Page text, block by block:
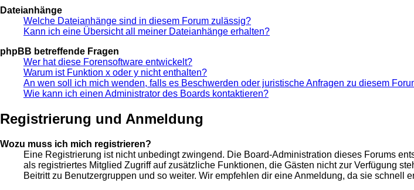
Dateianhänge
Welche Dateianhänge sind in diesem Forum zulässig?
Kann ich eine Übersicht all meiner Dateianhänge erhalten?
phpBB betreffende Fragen
Wer hat diese Forensoftware entwickelt?
Warum ist Funktion x oder y nicht enthalten?
An wen soll ich mich wenden, falls es Beschwerden oder juristische Anfragen zu diesem
Wie kann ich einen Administrator des Boards kontaktieren?
Registrierung und Anmeldung
Wozu muss ich mich registrieren?
Eine Registrierung ist nicht unbedingt zwingend. Die Board-Administration dieses Forums
als registriertes Mitglied Zugriff auf zusätzliche Funktionen, die Gästen nicht zur Verfügung
Beitritt zu Benutzergruppen und so weiter. Wir empfehlen dir eine Anmeldung, da sie schnell